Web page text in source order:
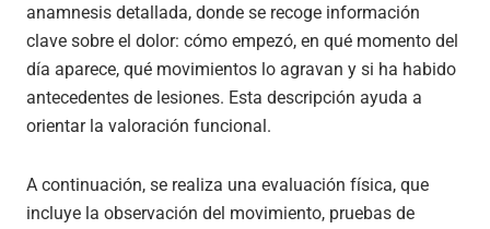
anamnesis detallada, donde se recoge información
clave sobre el dolor: cómo empezó, en qué momento del
día aparece, qué movimientos lo agravan y si ha habido
antecedentes de lesiones. Esta descripción ayuda a
orientar la valoración funcional.
A continuación, se realiza una evaluación física, que
incluye la observación del movimiento, pruebas de